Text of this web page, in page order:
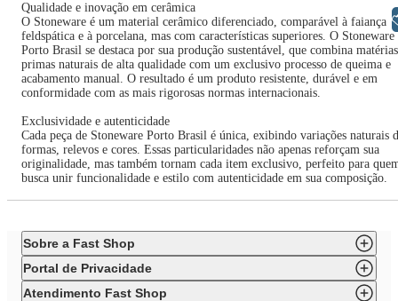
Qualidade e inovação em cerâmica
O Stoneware é um material cerâmico diferenciado, comparável à faiança
feldspática e à porcelana, mas com características superiores. O Stoneware
Porto Brasil se destaca por sua produção sustentável, que combina
primas naturais de alta qualidade com um exclusivo processo de queima e
acabamento manual. O resultado é um produto resistente, durável e em
conformidade com as mais rigorosas normas internacionais.
Exclusividade e autenticidade
Cada peça de Stoneware Porto Brasil é única, exibindo variações naturais
formas, relevos e cores. Essas particularidades não apenas reforçam sua
originalidade, mas também tornam cada item exclusivo, perfeito para
busca unir funcionalidade e estilo com autenticidade em sua composição.
Sobre a Fast Shop
Portal de Privacidade
Atendimento Fast Shop
Libras